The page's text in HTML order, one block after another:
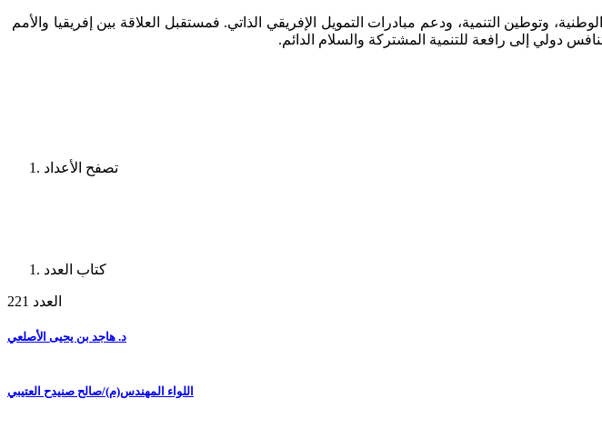
وتوطين التنمية، ودعم مبادرات التمويل الإفريقي الذاتي. فمستقبل العلاقة بين إفريقيا والأمم
دولي إلى رافعة للتنمية المشتركة والسلام الدائم.
تصفح الأعداد
كتاب العدد
العدد 221
د. هاجد بن يحيى الأصلعي
اللواء المهندس(م)/صالح صنيدح العتيبي